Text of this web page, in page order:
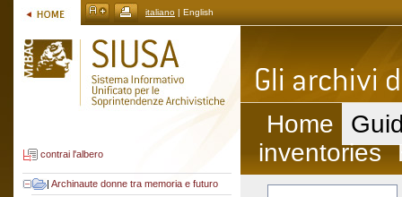
italiano | English
contrai l'albero
| Archinaute donne tra memoria e futuro
Home
inventories